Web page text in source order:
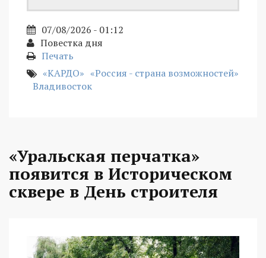
07/08/2026 - 01:12
Повестка дня
Печать
«КАРДО» «Россия - страна возможностей»
Владивосток
«Уральская перчатка»
появится в Историческом
сквере в День строителя